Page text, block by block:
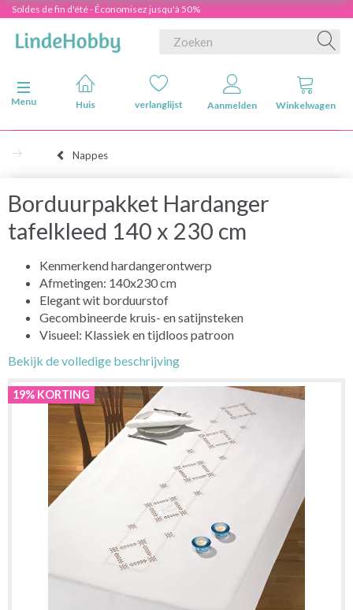
Soldes de fin d'été - Économisez jusqu'à 50%
Navigatie in-/uitschakelen
Menu
Huis verlanglijst Aanmelden Winkelwagen
Nappes
Borduurpakket Hardanger
tafelkleed 140 x 230 cm
Kenmerkend hardangerontwerp
Afmetingen: 140x230 cm
Elegant wit borduurstof
Gecombineerde kruis- en satijnsteken
Visueel: Klassiek en tijdloos patroon
Bekijk de volledige beschrijving
19% KORTING